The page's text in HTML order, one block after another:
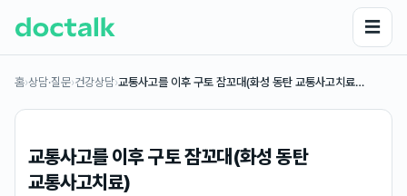
☰
홈›상담·질문›건강상담›교통사고를 이후 구토 잠꼬대(화성 동탄 교통사고치료…
교통사고를 이후 구토 잠꼬대(화성 동탄
교통사고치료)